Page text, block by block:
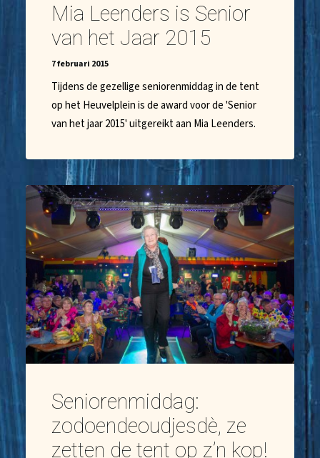
Mia Leenders is Senior
van het Jaar 2015
7 februari 2015
Tijdens de gezellige seniorenmiddag in de tent
op het Heuvelplein is de award voor de 'Senior
van het jaar 2015' uitgereikt aan Mia Leenders.
Seniorenmiddag:
zodoendeoudjesdè, ze
zetten de tent op z’n kop!